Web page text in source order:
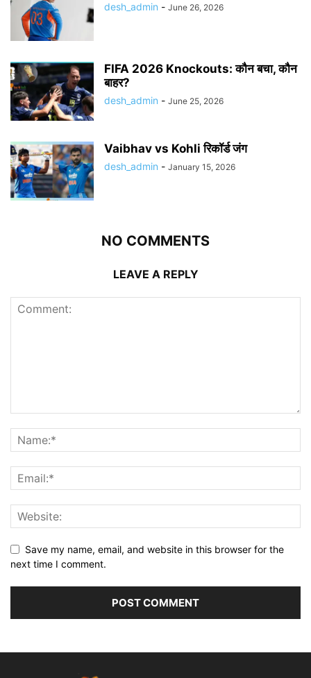
desh_admin - June 26, 2026
FIFA 2026 Knockouts: कौन बचा, कौन
बाहर?
desh_admin - June 25, 2026
Vaibhav vs Kohli रिकॉर्ड जंग
desh_admin - January 15, 2026
NO COMMENTS
LEAVE A REPLY
Save my name, email, and website in this browser for the
next time I comment.